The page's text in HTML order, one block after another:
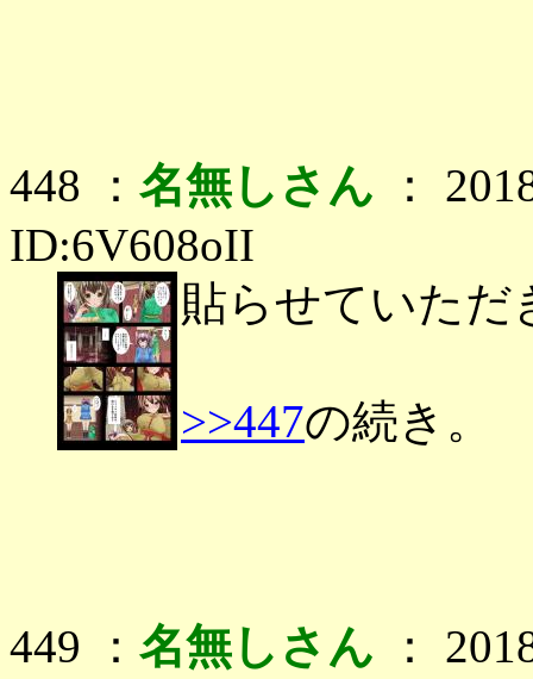
448 ： 名無しさん ：
ID:6V608oII
貼らせていただ
>>447の続き。
449 ： 名無しさん ：